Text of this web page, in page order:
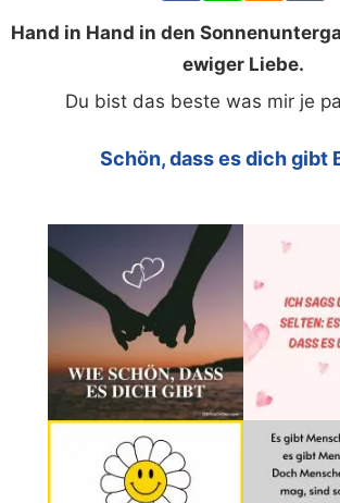
Hand in Hand in den
ewiger Liebe.
Du bist das beste was mir je
Schön, dass es dich gibt